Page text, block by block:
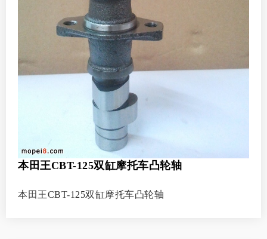
本田王CBT-125双缸摩托车凸轮轴
本田王CBT-125双缸摩托车凸轮轴